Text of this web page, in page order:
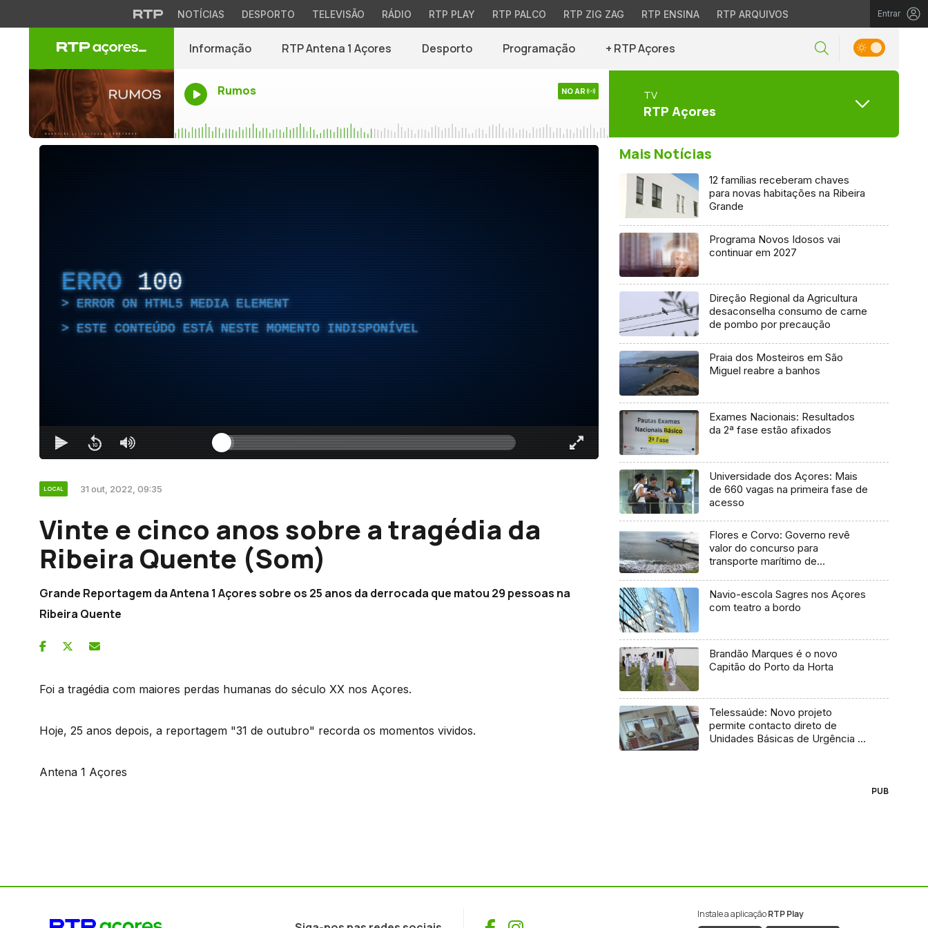
NOTÍCIAS DESPORTO TELEVISÃO RÁDIO RTP PLAY RTP PALCO RTP ZIG ZAG RTP ENSINA RTP ARQUIVOS Entrar
Informação RTP Antena 1 Açores Desporto Programação + RTP Açores
Rumos NO AR TV
RTP Açores
ERRO 100
ERROR ON HTML5 MEDIA ELEMENT
ESTE CONTEÚDO ESTÁ NESTE MOMENTO INDISPONÍVEL
LOCAL 31 out, 2022, 09:35
Vinte e cinco anos sobre a tragédia da
Ribeira Quente (Som)
Grande Reportagem da Antena 1 Açores sobre os 25 anos da derrocada que matou 29 pessoas na
Ribeira Quente
Foi a tragédia com maiores perdas humanas do século XX nos Açores.
Hoje, 25 anos depois, a reportagem "31 de outubro" recorda os momentos vividos.
Antena 1 Açores
Mais Notícias
12 famílias receberam chaves
para novas habitações na Ribeira
Grande
Programa Novos Idosos vai
continuar em 2027
Direção Regional da Agricultura
desaconselha consumo de carne
de pombo por precaução
Praia dos Mosteiros em São
Miguel reabre a banhos
Exames Nacionais: Resultados
da 2ª fase estão afixados
Universidade dos Açores: Mais
de 660 vagas na primeira fase de
acesso
Flores e Corvo: Governo revê
valor do concurso para
transporte marítimo de
Navio-escola Sagres nos Açores
com teatro a bordo
Brandão Marques é o novo
Capitão do Porto da Horta
Telessaúde: Novo projeto
permite contacto direto de
Unidades Básicas de Urgência e
PUB
Instale a aplicaçãoRTP Play